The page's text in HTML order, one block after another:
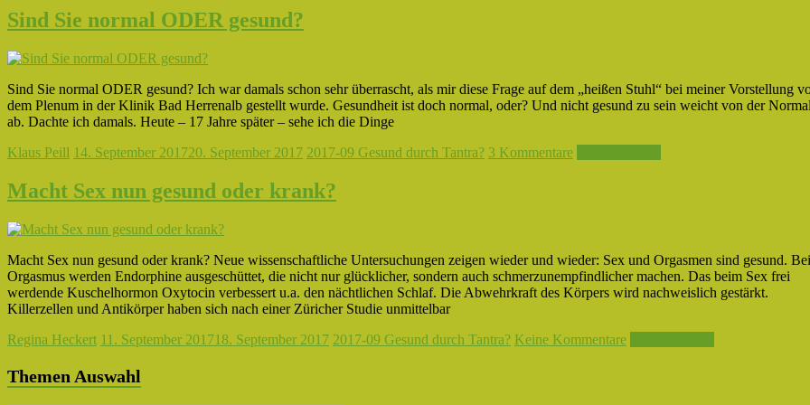
Sind Sie normal ODER gesund?
Sind Sie normal ODER gesund? Ich war damals schon sehr überrascht, als mir diese Frage auf dem „heißen Stuhl“ bei meiner Vorstellung
dem Plenum in der Klinik Bad Herrenalb gestellt wurde. Gesundheit ist doch normal, oder? Und nicht gesund zu sein weicht von der
ab. Dachte ich damals. Heute – 17 Jahre später – sehe ich die Dinge
Klaus Peill 14. September 201720. September 2017 2017-09 Gesund durch Tantra? 3 Kommentare
Macht Sex nun gesund oder krank?
Macht Sex nun gesund oder krank? Neue wissenschaftliche Untersuchungen zeigen wieder und wieder: Sex und Orgasmen sind gesund.
Orgasmus werden Endorphine ausgeschüttet, die nicht nur glücklicher, sondern auch schmerzunempfindlicher machen. Das beim Sex frei
werdende Kuschelhormon Oxytocin verbessert u.a. den nächtlichen Schlaf. Die Abwehrkraft des Körpers wird nachweislich gestärkt.
Killerzellen und Antikörper haben sich nach einer Züricher Studie unmittelbar
Regina Heckert 11. September 201718. September 2017 2017-09 Gesund durch Tantra? Keine Kommentare
Themen Auswahl